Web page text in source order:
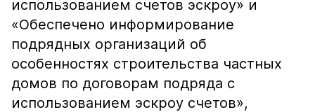
использованием счетов эскроу» и
«Обеспечено информирование
подрядных организаций об
особенностях строительства частных
домов по договорам подряда с
использованием эскроу счетов»,